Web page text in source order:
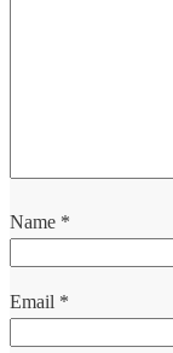
Name *
Email *